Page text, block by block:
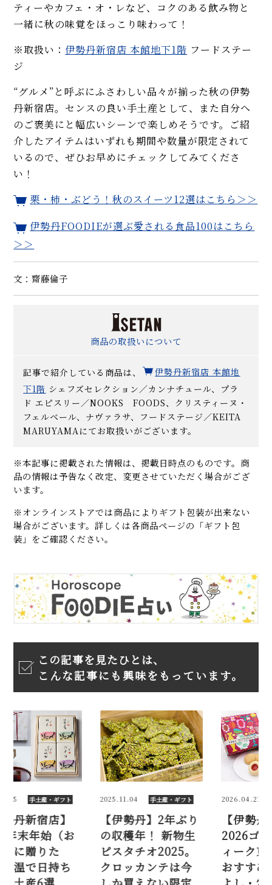
ティーやカフェ・オ・レなど、コクのある飲み物と
一緒に秋の味覚をほっこり味わって！
※取扱い： 伊勢丹新宿店 本館地下1階 フードステー
ジ
“グルメ”と呼ぶにふさわしい品々が揃った秋の伊勢
丹新宿店。センスの良い手土産として、また自分へ
のご褒美にと幅広いシーンで楽しめそうです。ご紹
介したアイテムはいずれも期間や数量が限定されて
いるので、ぜひお早めにチェックしてみてくださ
い！
栗・柿・ぶどう！秋のスイーツ12選はこちら＞＞
伊勢丹FOODIEが選ぶ愛される食品100はこちら
＞＞
文：齋藤倫子
商品の取扱いについて
記事で紹介している商品は、
伊勢丹新宿店 本館地
下1階 シェフズセレクション／カンナチュール、プラ
ド エピスリー／NOOKS FOODS、クリスティーヌ・
フェルベール、ナヴァラサ、フードステージ／KEITA
MARUYAMAにてお取扱いがございます。
※本記事に掲載された情報は、掲載日時点のものです。商
品の情報は予告なく改定、変更させていただく場合がござ
います。
※オンラインストアでは商品によりギフト包装が出来ない
場合がございます。詳しくは各商品ページの「ギフト包
装」をご確認ください。
この記事を見たひとは、
こんな記事にも興味をもっています。
手土産・ギフト
新宿店】
年始（お
贈りた
で日持ち
2025.11.04 手土産・ギフト
【伊勢丹】2年ぶり
の収穫年！ 新物生
ピスタチオ2025。
クロッカンテは今
2026.04.21 手土
【伊勢丹新
2026ゴー
ィーク東京
おすすめ！